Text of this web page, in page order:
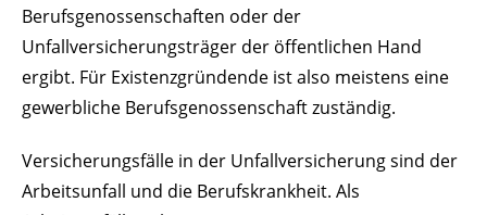
Berufsgenossenschaften oder der
Unfallversicherungsträger der öffentlichen Hand
ergibt. Für Existenzgründende ist also meistens eine
gewerbliche Berufsgenossenschaft zuständig.
Versicherungsfälle in der Unfallversicherung sind der
Arbeitsunfall und die Berufskrankheit. Als